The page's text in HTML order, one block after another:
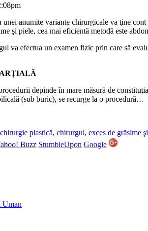
unei anumite variante chirurgicale va ţine
şi piele, cea mai eficientă metodă este
va efectua un examen fizic prin care să
depinde în mare măsură de
(sub buric), se recurge la o procedură…
chirurgie plastică, chirurgul, exces de grăsime
Buzz StumbleUpon Google